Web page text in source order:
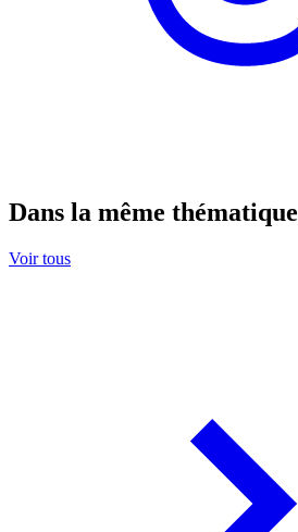
Dans la même thématique
Voir tous